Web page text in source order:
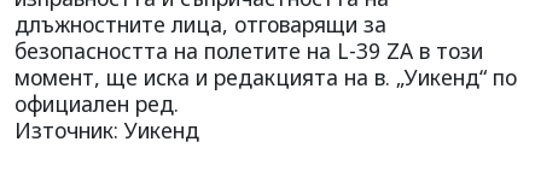
длъжностните лица, отговарящи за
безопасността на полетите на L-39 ZА в този
момент, ще иска и редакцията на в. „Уикенд“ по
официален ред.
Източник: Уикенд